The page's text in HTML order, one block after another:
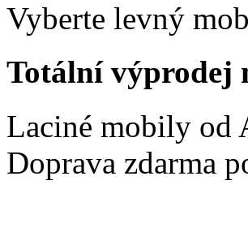
Vyberte levný
Totální výprodej
Laciné mobily od
Doprava zdarma